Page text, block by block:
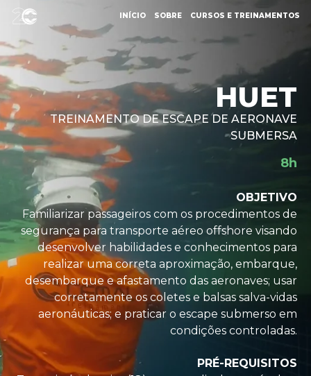
INÍCIO SOBRE CURSOS E TREINAMENTOS
HUET
TREINAMENTO DE ESCAPE DE AERONAVE
SUBMERSA
8h
OBJETIVO
Familiarizar passageiros com os procedimentos de
segurança para transporte aéreo offshore visando
desenvolver habilidades e conhecimentos para
realizar uma correta aproximação, embarque,
desembarque e afastamento das aeronaves; usar
corretamente os coletes e balsas salva-vidas
aeronáuticas; e praticar o escape submerso em
condições controladas.
PRÉ-REQUISITOS